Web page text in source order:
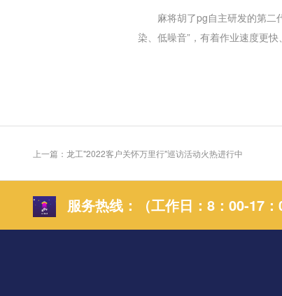
麻将胡了pg自主研发的第二
染、低噪音”，有着作业速度更
上一篇：龙工"2022客户关怀万里行"巡访活动火热进行中
服务热线：（工作日：8：00-17：